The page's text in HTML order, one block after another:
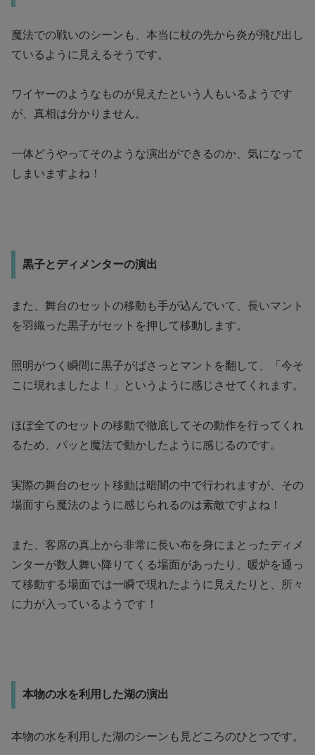
魔法での戦いのシーンも、本当に杖の先から炎が飛び出し
ているように見えるそうです。
ワイヤーのようなものが見えたという人もいるようです
が、真相は分かりません。
一体どうやってそのような演出ができるのか、気になって
しまいますよね！
黒子とディメンターの演出
また、舞台のセットの移動も手が込んでいて、長いマント
を羽織った黒子がセットを押して移動します。
照明がつく瞬間に黒子がばさっとマントを翻して、「今そ
こに現れましたよ！」というように感じさせてくれます。
ほぼ全てのセットの移動で徹底してその動作を行ってくれ
るため、パッと魔法で動かしたように感じるのです。
実際の舞台のセット移動は暗闇の中で行われますが、その
場面すら魔法のように感じられるのは素敵ですよね！
また、客席の真上から非常に長い布を身にまとったディメ
ンターが数人舞い降りてくる場面があったり、暖炉を通っ
て移動する場面では一瞬で現れたように見えたりと、所々
に力が入っているようです！
本物の水を利用した湖の演出
本物の水を利用した湖のシーンも見どころのひとつです。